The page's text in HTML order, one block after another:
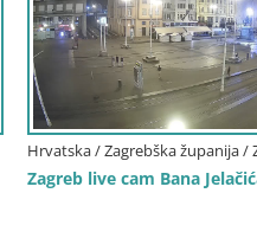
Hrvatska / Zagrebška županija /
Zagreb live cam Bana